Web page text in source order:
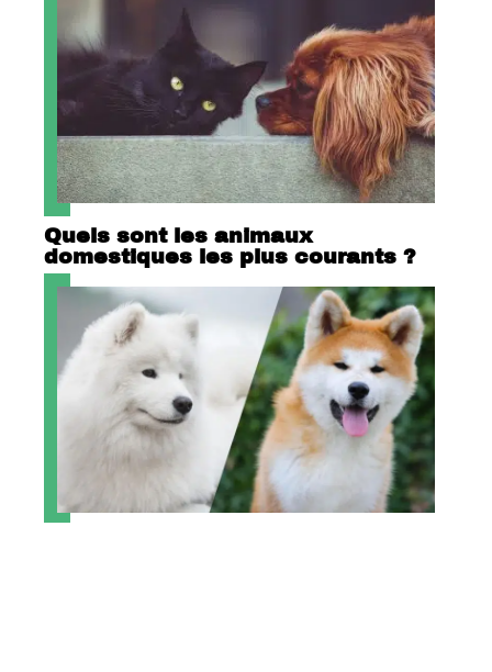
Quels sont les animaux
domestiques les plus courants ?